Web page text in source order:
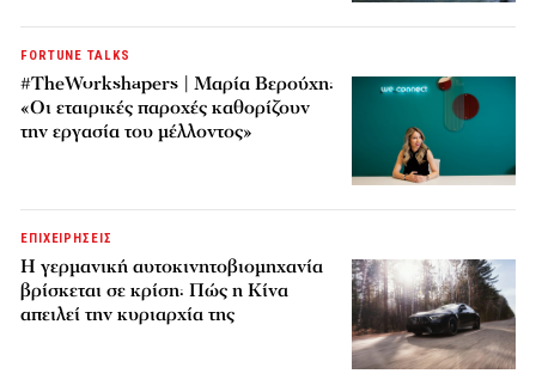
FORTUNE TALKS
#TheWorkshapers | Μαρία Βερούχη:
«Οι εταιρικές παροχές καθορίζουν
την εργασία του μέλλοντος»
ΕΠΙΧΕΙΡΗΣΕΙΣ
Η γερμανική αυτοκινητοβιομηχανία
βρίσκεται σε κρίση: Πώς η Κίνα
απειλεί την κυριαρχία της